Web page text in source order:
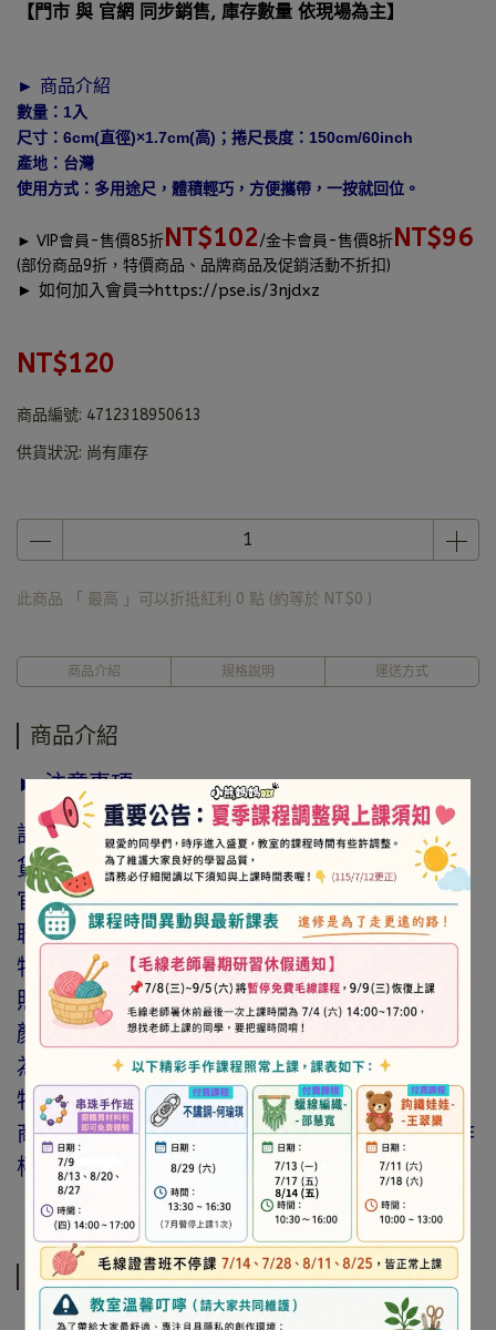
【門市 與 官網 同步銷售, 庫存數量 依現場為主】
► 商品介紹
數量：1入
尺寸：6cm(直徑)×1.7cm(高)；捲尺長度：150cm/60inch
產地：台灣
使用方式：多用途尺，體積輕巧，方便攜帶，一按就回位。
► VIP會員-售價85折 NT$102/金卡會員-售價8折 NT$96
(部份商品9折，特價商品、品牌商品及促銷活動不折扣)
► 如何加入會員⇒https://pse.is/3njdxz
NT$120
商品編號: 4712318950613
供貨狀況: 尚有庫存
此商品 「 最高 」可以折抵紅利 0 點 (約等於 NT$0 )
商品介紹 規格說明 運送方式
商品介紹
► 注意事項
訂購前請詳閱「線上訂購流程說明」及「退換
貨需知」，謝謝。
官網與門市同步銷售，如遇缺貨會由專人與您
聯繫。
特價商品，會員不再提供折扣優惠。
照片因拍攝光線與螢幕色差而有所差異，實際
顏色與網路呈現略有不同，將以實際出貨商品
為準。
特價品、客訂商品、毛線、緞帶、繩線、零碼
商品、工具、消耗性商品(如膠類…等)，與著作
權商品(如書籍…等)，恕不接受退換貨。
規格說明